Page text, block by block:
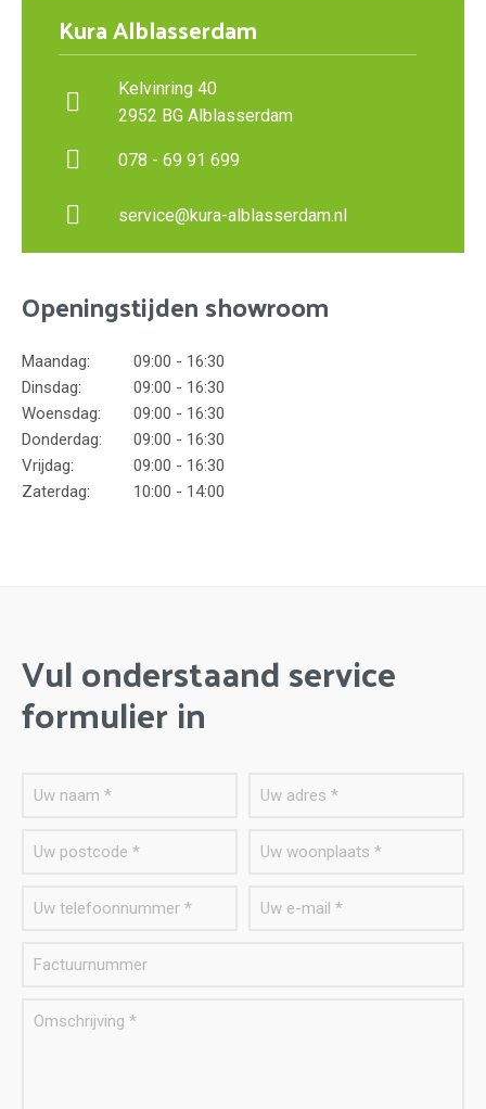
Kura Alblasserdam
Kelvinring 40
2952 BG Alblasserdam
078 - 69 91 699
service@kura-alblasserdam.nl
Openingstijden showroom
Maandag:
09:00 - 16:30
Dinsdag:
09:00 - 16:30
Woensdag:
09:00 - 16:30
Donderdag:
09:00 - 16:30
Vrijdag:
09:00 - 16:30
Zaterdag:
10:00 - 14:00
Vul onderstaand service
formulier in